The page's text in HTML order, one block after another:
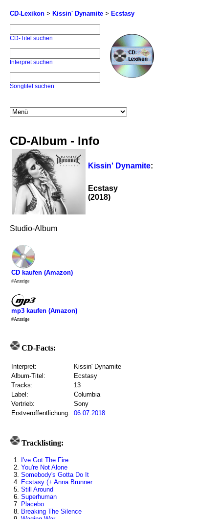
CD-Lexikon > Kissin' Dynamite > Ecstasy
CD-Titel suchen
Interpret suchen
Songtitel suchen
CD-Album - Info
Kissin' Dynamite:
Ecstasy
(2018)
Studio-Album
CD kaufen (Amazon)
#Anzeige
mp3 kaufen (Amazon)
#Anzeige
CD-Facts:
Interpret:
Kissin' Dynamite
Album-Titel:
Ecstasy
Tracks:
13
Label:
Columbia
Vertrieb:
Sony
Erstveröffentlichung: 06.07.2018
Tracklisting:
1. I've Got The Fire
2. You're Not Alone
3. Somebody's Gotta Do It
4. Ecstasy (+ Anna Brunner
5. Still Around
6. Superhuman
7. Placebo
8. Breaking The Silence